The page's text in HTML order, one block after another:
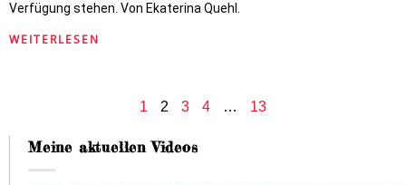
Verfügung stehen. Von Ekaterina Quehl.
WEITERLESEN
1 2 3 4 … 13
Meine aktuellen Videos